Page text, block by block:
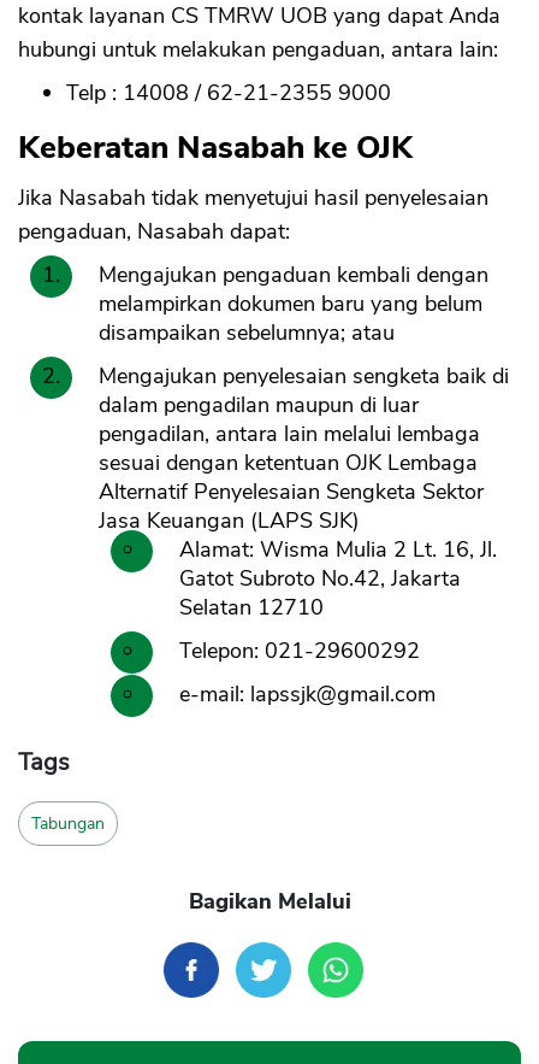
kontak layanan CS TMRW UOB yang dapat Anda
hubungi untuk melakukan pengaduan, antara lain:
Telp : 14008 / 62-21-2355 9000
Keberatan Nasabah ke OJK
Jika Nasabah tidak menyetujui hasil penyelesaian
pengaduan, Nasabah dapat:
Mengajukan pengaduan kembali dengan
melampirkan dokumen baru yang belum
disampaikan sebelumnya; atau
Mengajukan penyelesaian sengketa baik di
dalam pengadilan maupun di luar
pengadilan, antara lain melalui lembaga
sesuai dengan ketentuan OJK Lembaga
Alternatif Penyelesaian Sengketa Sektor
Jasa Keuangan (LAPS SJK)
Alamat: Wisma Mulia 2 Lt. 16, Jl.
Gatot Subroto No.42, Jakarta
Selatan 12710
Telepon: 021-29600292
e-mail: lapssjk@gmail.com
Tags
Tabungan
Bagikan Melalui